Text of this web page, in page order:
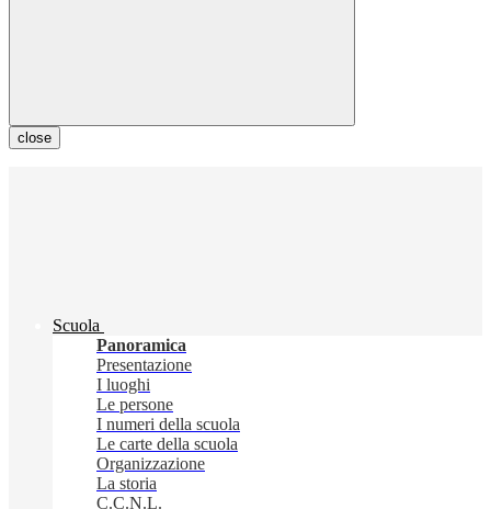
close
Scuola
Panoramica
Presentazione
I luoghi
Le persone
I numeri della scuola
Le carte della scuola
Organizzazione
La storia
C.C.N.L.